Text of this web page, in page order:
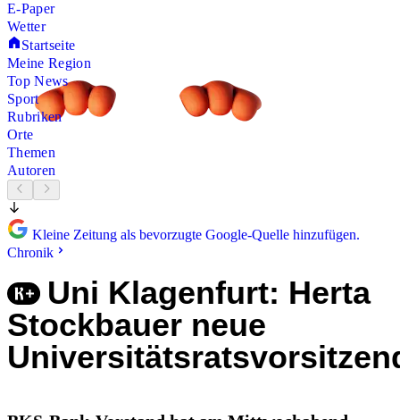
E-Paper
Wetter
Startseite
Meine Region
Top News
Sport
Rubriken
Orte
Themen
Autoren
Kleine Zeitung als bevorzugte Google-Quelle hinzufügen.
Chronik
Uni Klagenfurt: Herta
Stockbauer neue